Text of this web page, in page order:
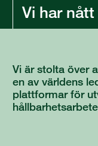
Vi har
Vi är stolta över
en av världens
plattformar för